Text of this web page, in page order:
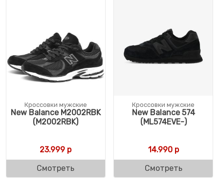
Кроссовки мужские
New Balance M2002RBK
(M2002RBK)
23.999 р
Смотреть
Кроссовки мужские
New Balance 574
(ML574EVE-)
14.990р
Смотреть